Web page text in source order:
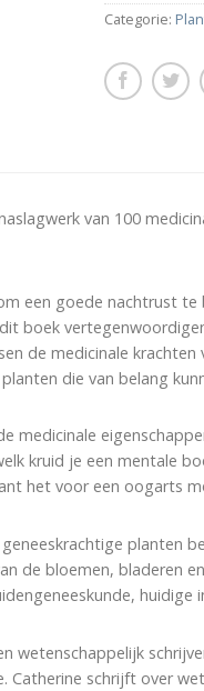
Categorie:
van 100
een goede nachtrust
boek
de medicinale
die van belang
medicinale
kruid je een mentale
het voor een oogarts
planten
de bloemen, bladeren
wetenschappelijk
Catherine schrijft over